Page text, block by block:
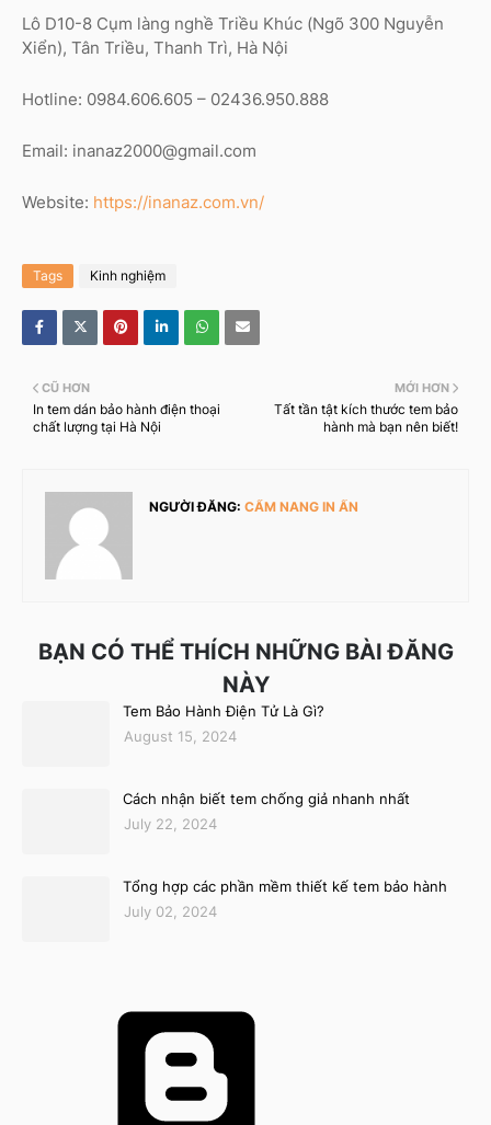
Lô D10-8 Cụm làng nghề Triều Khúc (Ngõ 300 Nguyễn
Xiển), Tân Triều, Thanh Trì, Hà Nội
Hotline: 0984.606.605 – 02436.950.888
Email: inanaz2000@gmail.com
Website: https://inanaz.com.vn/
Tags Kinh nghiệm
MỚI HƠN
Tất tần tật kích thước tem bảo
hành mà bạn nên biết!
CŨ HƠN
In tem dán bảo hành điện thoại
chất lượng tại Hà Nội
NGƯỜI ĐĂNG: CẨM NANG IN ẤN
BẠN CÓ THỂ THÍCH NHỮNG BÀI ĐĂNG
NÀY
Tem Bảo Hành Điện Tử Là Gì?
August 15, 2024
Cách nhận biết tem chống giả nhanh nhất
July 22, 2024
Tổng hợp các phần mềm thiết kế tem bảo hành
July 02, 2024